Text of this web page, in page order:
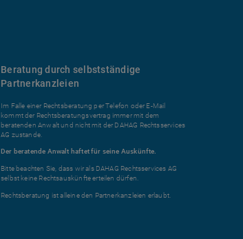
Beratung durch selbstständige
Partnerkanzleien
Im Falle einer Rechtsberatung per Telefon oder E-Mail
kommt der Rechtsberatungsvertrag immer mit dem
beratenden Anwalt und nicht mit der DAHAG Rechtsservices
AG zustande.
Der beratende Anwalt haftet für seine Auskünfte.
Bitte beachten Sie, dass wir als DAHAG Rechtsservices AG
selbst keine Rechtsauskünfte erteilen dürfen.
Rechtsberatung ist alleine den Partnerkanzleien erlaubt.